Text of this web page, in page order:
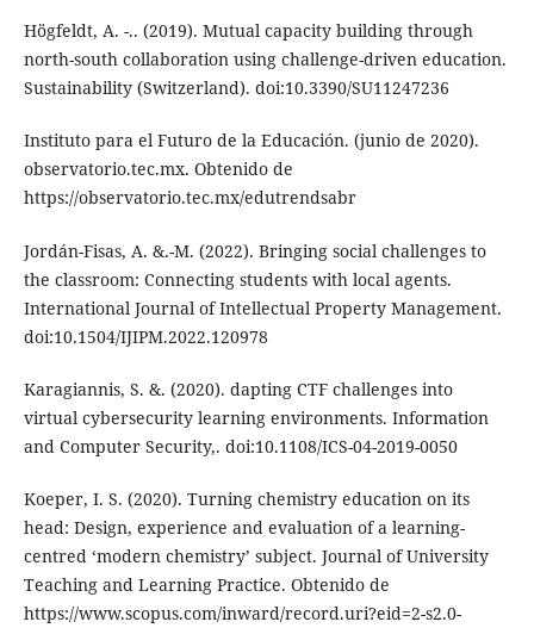
Högfeldt, A. -.. (2019). Mutual capacity building through
north-south collaboration using challenge-driven education.
Sustainability (Switzerland). doi:10.3390/SU11247236
Instituto para el Futuro de la Educación. (junio de 2020).
observatorio.tec.mx. Obtenido de
https://observatorio.tec.mx/edutrendsabr
Jordán-Fisas, A. &.-M. (2022). Bringing social challenges to
the classroom: Connecting students with local agents.
International Journal of Intellectual Property Management.
doi:10.1504/IJIPM.2022.120978
Karagiannis, S. &. (2020). dapting CTF challenges into
virtual cybersecurity learning environments. Information
and Computer Security,. doi:10.1108/ICS-04-2019-0050
Koeper, I. S. (2020). Turning chemistry education on its
head: Design, experience and evaluation of a learning-
centred ‘modern chemistry’ subject. Journal of University
Teaching and Learning Practice. Obtenido de
https://www.scopus.com/inward/record.uri?eid=2-s2.0-